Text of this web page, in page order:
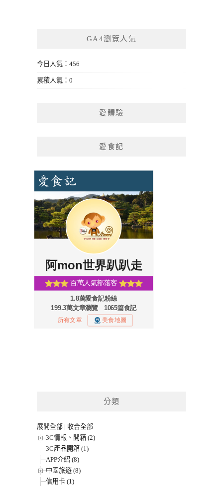
GA4瀏覽人氣
今日人氣：456
累積人氣：0
愛體驗
愛食記
分類
展開全部 | 收合全部
3C情報、開箱 (2)
3C產品開箱 (1)
APP介紹 (8)
中國旅遊 (8)
信用卡 (1)